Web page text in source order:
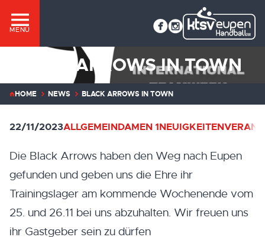
MENÜ
BLACK ARROWS IN TOWN
HOME NEWS BLACK ARROWS IN TOWN
22/11/2023ALLGEMEINDAMEN 1NEUIGKEITEN
Die Black Arrows haben den Weg nach Eupen
gefunden und geben uns die Ehre ihr
Trainingslager am kommende Wochenende vom
25. und 26.11 bei uns abzuhalten. Wir freuen uns
ihr Gastgeber sein zu dürfen